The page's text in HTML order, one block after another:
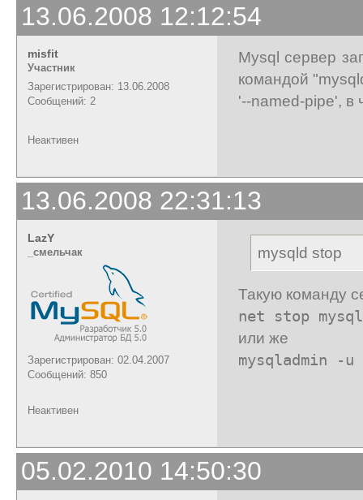
13.06.2008 12:12:54
misfit
Участник
Зарегистрирован: 13.06.2008
Сообщений: 2
Mysql сервер
командой
'--named-pipe', в
Неактивен
13.06.2008 22:31:13
LazY
_cмельчак
Зарегистрирован: 02.04.2007
Сообщений: 850
mysqld stop
Такую команду
net stop mysql
или же
mysqladmin -
Неактивен
05.02.2010 14:50:30